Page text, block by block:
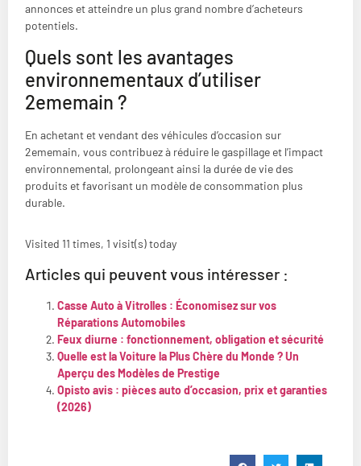
annonces et atteindre un plus grand nombre d’acheteurs
potentiels.
Quels sont les avantages
environnementaux d’utiliser
2ememain ?
En achetant et vendant des véhicules d’occasion sur
2ememain, vous contribuez à réduire le gaspillage et l’impact
environnemental, prolongeant ainsi la durée de vie des
produits et favorisant un modèle de consommation plus
durable.
Visited 11 times, 1 visit(s) today
Articles qui peuvent vous intéresser :
Casse Auto à Vitrolles : Économisez sur vos
Réparations Automobiles
Feux diurne : fonctionnement, obligation et sécurité
Quelle est la Voiture la Plus Chère du Monde ? Un
Aperçu des Modèles de Prestige
Opisto avis : pièces auto d’occasion, prix et garanties
(2026)